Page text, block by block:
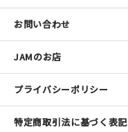
お問い合わせ
JAMのお店
プライバシーポリシー
特定商取引法に基づく表記